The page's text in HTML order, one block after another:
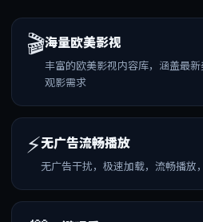
🎬海量欧美影视
丰富的欧美影视内容库，涵盖最
观影需求
⚡无广告流畅播放
无广告干扰，极速加载，流畅播放